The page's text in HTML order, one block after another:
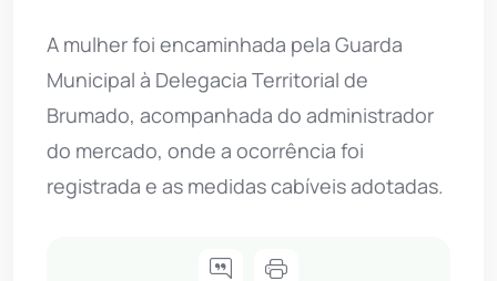
A mulher foi encaminhada pela Guarda
Municipal à Delegacia Territorial de
Brumado, acompanhada do administrador
do mercado, onde a ocorrência foi
registrada e as medidas cabíveis adotadas.